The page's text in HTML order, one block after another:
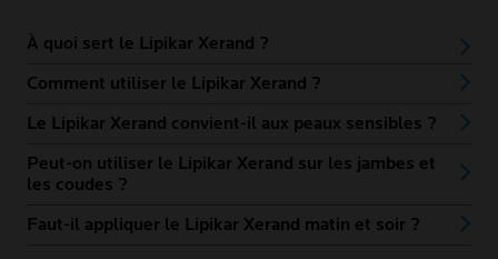
À quoi sert le Lipikar Xerand ?
Comment utiliser le Lipikar Xerand ?
Le Lipikar Xerand convient-il aux peaux sensibles ?
Peut-on utiliser le Lipikar Xerand sur les jambes et
les coudes ?
Faut-il appliquer le Lipikar Xerand matin et soir ?